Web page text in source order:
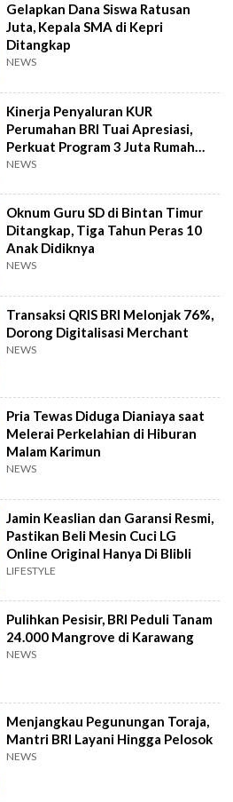
Gelapkan Dana Siswa Ratusan
Juta, Kepala SMA di Kepri
Ditangkap
NEWS
Kinerja Penyaluran KUR
Perumahan BRI Tuai Apresiasi,
Perkuat Program 3 Juta Rumah
Pemerintah
NEWS
Oknum Guru SD di Bintan Timur
Ditangkap, Tiga Tahun Peras 10
Anak Didiknya
NEWS
Transaksi QRIS BRI Melonjak 76%,
Dorong Digitalisasi Merchant
NEWS
Pria Tewas Diduga Dianiaya saat
Melerai Perkelahian di Hiburan
Malam Karimun
NEWS
Jamin Keaslian dan Garansi Resmi,
Pastikan Beli Mesin Cuci LG
Online Original Hanya Di Blibli
LIFESTYLE
Pulihkan Pesisir, BRI Peduli Tanam
24.000 Mangrove di Karawang
NEWS
Menjangkau Pegunungan Toraja,
Mantri BRI Layani Hingga Pelosok
NEWS